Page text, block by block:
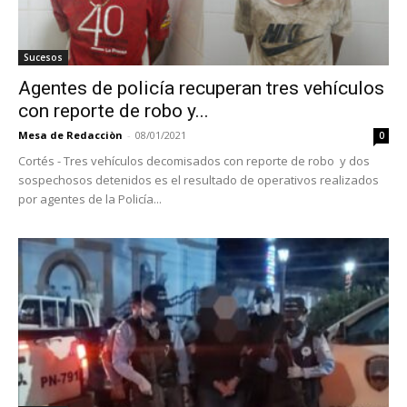
Sucesos
Agentes de policía recuperan tres vehículos
con reporte de robo y...
Mesa de Redacciòn - 08/01/2021 0
Cortés - Tres vehículos decomisados con reporte de robo y dos
sospechosos detenidos es el resultado de operativos realizados
por agentes de la Policía...